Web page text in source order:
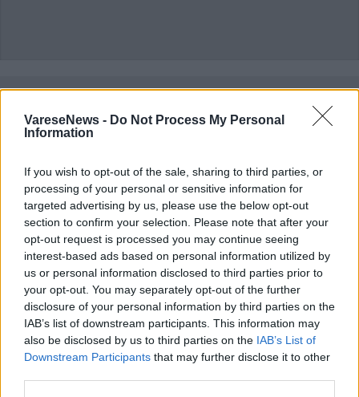
VareseNews - Do Not Process My Personal
Information
If you wish to opt-out of the sale, sharing to third parties, or
processing of your personal or sensitive information for
targeted advertising by us, please use the below opt-out
section to confirm your selection. Please note that after your
opt-out request is processed you may continue seeing
interest-based ads based on personal information utilized by
us or personal information disclosed to third parties prior to
your opt-out. You may separately opt-out of the further
disclosure of your personal information by third parties on the
IAB’s list of downstream participants. This information may
also be disclosed by us to third parties on the IAB’s List of
Downstream Participants that may further disclose it to other
Commenti
Accedioregistratiper commentare questo
commento esprime il pensiero dell'autore e non rappresenta la linea editoriale
di VareseNews.it, che rimane autonoma e indipendente. I messaggi inclusi nei
commenti non sono testi giornalistici, ma post inviati dai singoli lettori che
possono essere automaticamente pubblicati senza filtro preventivo. I commenti
che includano uno o più link a siti esterni verranno rimossi in automatico dal
sistema.
ADV